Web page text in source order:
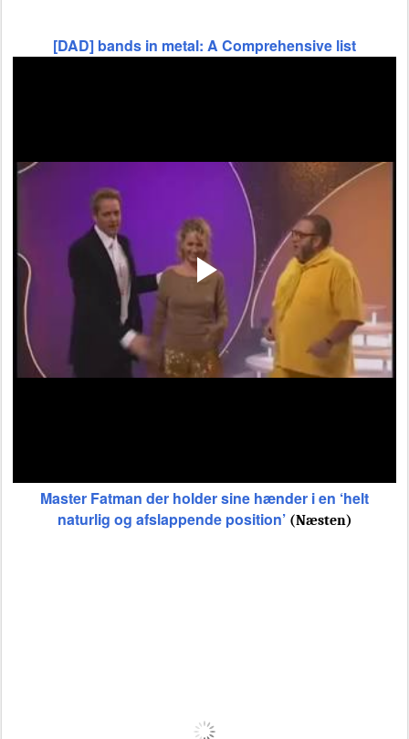
[DAD] bands in metal: A Comprehensive list
Master Fatman der holder sine hænder i en ‘helt
naturlig og afslappende position’(Næsten)